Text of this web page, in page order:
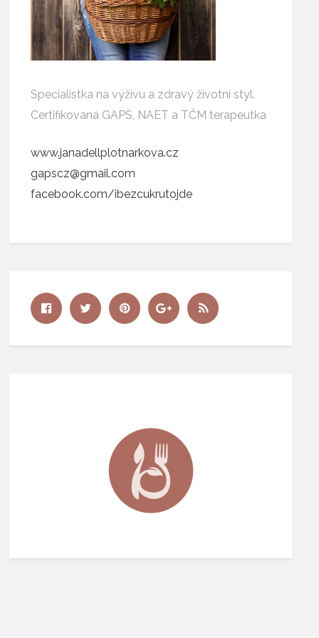
Specialistka na výživu a zdravý životní styl.
Certifikovaná GAPS, NAET a TČM terapeutka
www.janadellplotnarkova.cz
gapscz@gmail.com
facebook.com/ibezcukrutojde